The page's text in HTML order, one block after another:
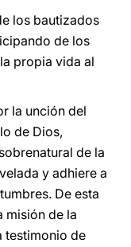
los bautizados
de los
propia vida al
la unción del
de Dios,
de la
y adhiere a
De esta
misión de la
testimonio de